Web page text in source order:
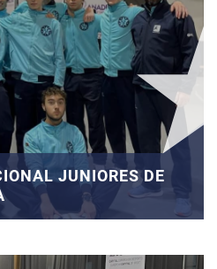
JUNIORES DE